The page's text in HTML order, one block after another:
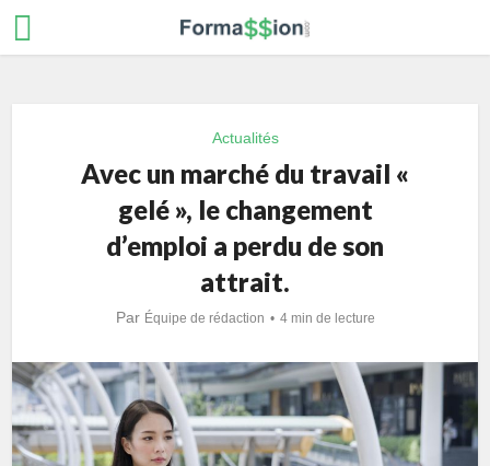
Actualités
Avec un marché du travail «
gelé », le changement
d’emploi a perdu de son
attrait.
Par Équipe de rédaction 4 min de lecture